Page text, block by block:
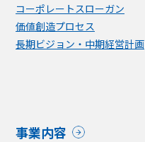
コーポレートスローガン
価値創造プロセス
長期ビジョン・中期経営計画
事業内容